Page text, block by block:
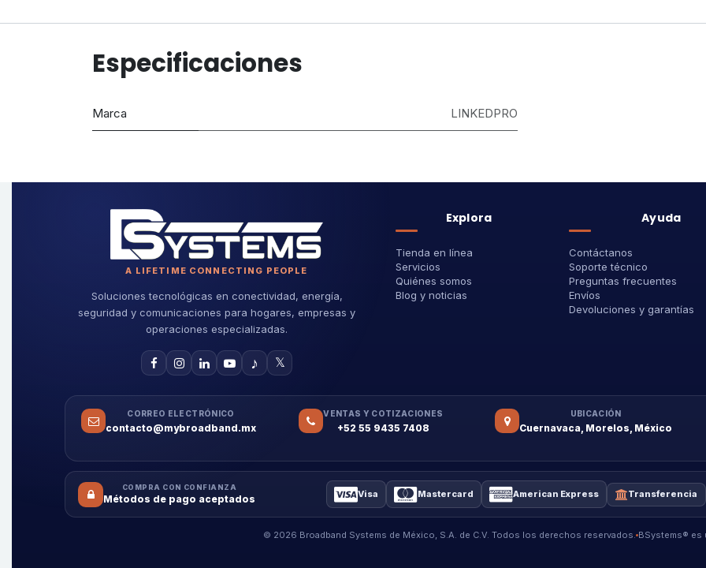
Especificaciones
Marca LINKEDPRO
A LIFETIME CONNECTING PEOPLE
Soluciones tecnológicas en conectividad, energía,
seguridad y comunicaciones para hogares, empresas y
operaciones especializadas.
♪ 𝕏
Explora
Tienda en línea
Servicios
Quiénes somos
Blog y noticias
Ayuda
Contáctanos
Soporte técnico
Preguntas frecuentes
Envíos
Devoluciones y garantías
CORREO ELECTRÓNICO
contacto@mybroadband.mx
VENTAS Y COTIZACIONES
+52 55 9435 7408
UBICACIÓN
Cuernavaca, Morelos, México
COMPRA CON CONFIANZA
Métodos de pago aceptados Visa Mastercard American Express Transferencia
© 2026 Broadband Systems de México, S.A. de C.V. Todos los derechos reservados. BSystems® es